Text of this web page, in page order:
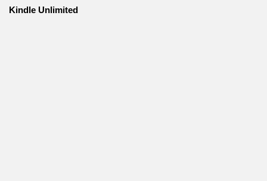
Kindle Unlimited